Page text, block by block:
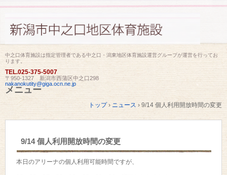
中之口体育施設は指定管理者である中之口・潟東地区体育施設運営グループが運営を行ってお
ります。
TEL.025-375-5007
〒950-1327 新潟市西蒲区中之口298
nakanokutity@giga.ocn.ne.jp
メニュー
トップ › ニュース › 9/14 個人利用開放時間の変更
9/14 個人利用開放時間の変更
本日のアリーナの個人利用可能時間ですが、